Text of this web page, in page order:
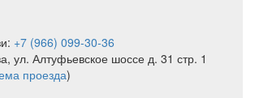
+7 (966) 099-30-36
ул. Алтуфьевское шоссе д. 31 стр. 1
проезда)